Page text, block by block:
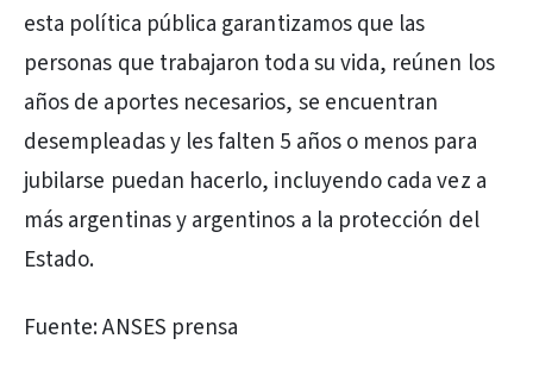
esta política pública garantizamos que las
personas que trabajaron toda su vida, reúnen los
años de aportes necesarios, se encuentran
desempleadas y les falten 5 años o menos para
jubilarse puedan hacerlo, incluyendo cada vez a
más argentinas y argentinos a la protección del
Estado.
Fuente: ANSES prensa